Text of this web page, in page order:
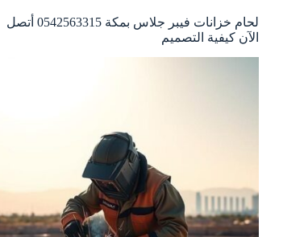
لحام خزانات فيبر جلاس بمكة 0542563315 أتصل
الآن كيفية التصميم